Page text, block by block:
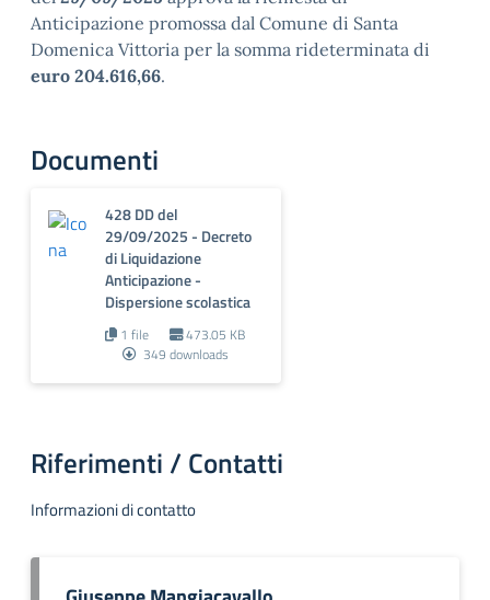
Anticipazione promossa dal Comune di Santa
Domenica Vittoria per la somma rideterminata di
euro 204.616,66.
Documenti
428 DD del
29/09/2025 - Decreto
di Liquidazione
Anticipazione -
Dispersione scolastica
1 file
473.05 KB
349 downloads
Riferimenti / Contatti
Informazioni di contatto